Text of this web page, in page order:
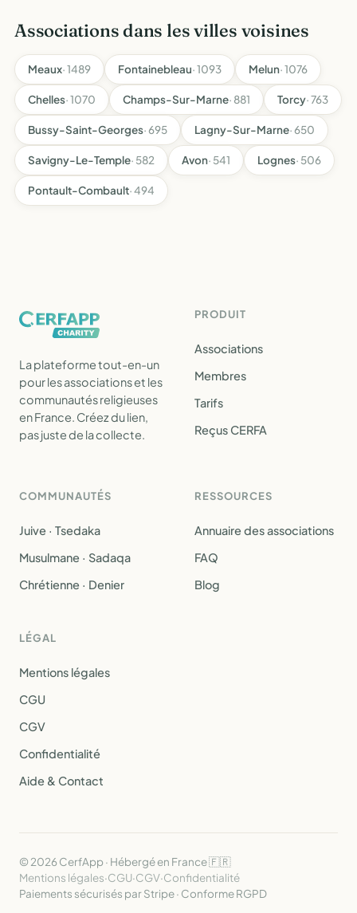
Associations dans les villes voisines
Meaux· 1489 Fontainebleau· 1093 Melun· 1076
Chelles· 1070 Champs-Sur-Marne· 881 Torcy· 763
Bussy-Saint-Georges· 695 Lagny-Sur-Marne· 650
Savigny-Le-Temple· 582 Avon· 541 Lognes· 506
Pontault-Combault· 494
La plateforme tout-en-un
pour les associations et les
communautés religieuses
en France. Créez du lien,
pas juste de la collecte.
PRODUIT
Associations
Membres
Tarifs
Reçus CERFA
COMMUNAUTÉS
Juive · Tsedaka
Musulmane · Sadaqa
Chrétienne · Denier
RESSOURCES
Annuaire des associations
FAQ
Blog
LÉGAL
Mentions légales
CGU
CGV
Confidentialité
Aide & Contact
© 2026 CerfApp · Hébergé en France 🇫🇷
Mentions légales·CGU·CGV·Confidentialité
Paiements sécurisés par Stripe · Conforme RGPD